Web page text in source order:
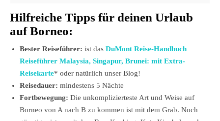
Hilfreiche Tipps für deinen Urlaub
auf Borneo:
Bester Reiseführer: ist das DuMont Reise-Handbuch
Reiseführer Malaysia, Singapur, Brunei: mit Extra-
Reisekarte* oder natürlich unser Blog!
Reisedauer: mindestens 5 Nächte
Fortbewegung: Die unkomplizierteste Art und Weise auf
Borneo von A nach B zu kommen ist mit dem Grab. Noch